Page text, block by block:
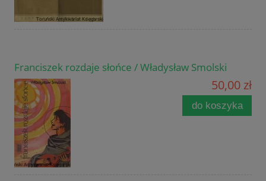
Franciszek rozdaje słońce / Władysław Smolski
50,00 zł
do koszyka